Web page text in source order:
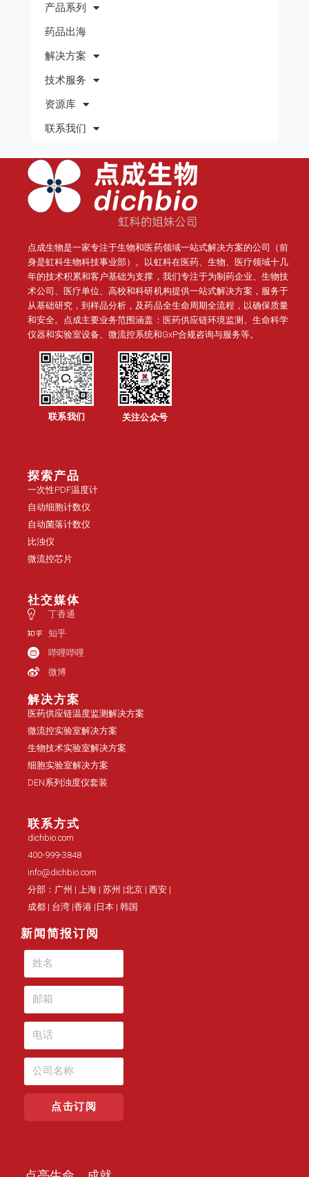
产品系列
药品出海
解决方案
技术服务
资源库
联系我们
点成生物是一家专注于生物和医药领域一站式解决方案的公司（前
身是虹科生物科技事业部）。
以虹科在医药、生物、医疗领域十几
年的技术积累和客户基础为支撑，我们专注于为制药企业、生物技
术公司、医疗单位、高校和科研机构提供一站式解决方案，服务于
从基础研究，到样品分析，及药品全生命周期全流程，以确保质量
和安全。点成主要业务范围涵盖：医药供应链环境监测、生命科学
仪器和实验室设备、微流控系统和GxP合规咨询与服务等。
联系我们 关注公众号
探索产品
一次性PDF温度计
自动细胞计数仪
自动菌落计数仪
比浊仪
微流控芯片
社交媒体
丁香通
知乎
哔哩哔哩
微博
解决方案
医药供应链温度监测解决方案
微流控实验室解决方案
生物技术实验室解决方案
细胞实验室解决方案
DEN系列浊度仪套装
联系方式
dichbio.com
400-999-3848
info@dichbio.com
分部：广州 | 上海 | 苏州 |北京 | 西安 |
成都 | 台湾 |香港 |日本 | 韩国
新闻简报订阅
点击订阅